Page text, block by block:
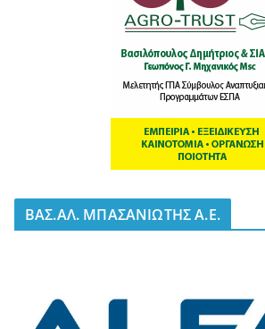
BΑΣ.ΑΛ. ΜΠΑΣΑΝΙΩΤΗΣ Α.Ε.